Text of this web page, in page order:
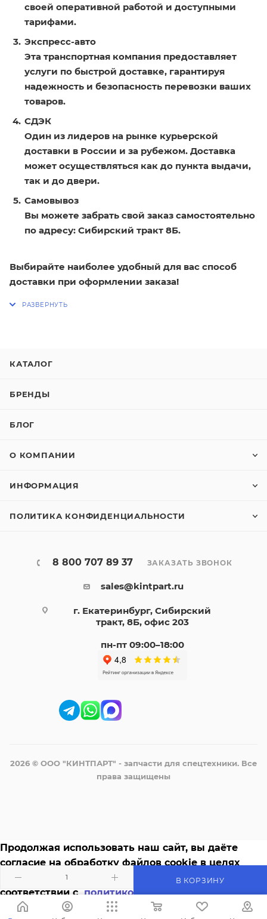
В КОРЗИНУ
своей оперативной работой и доступными
тарифами.
Экспресс-авто
Эта транспортная компания предоставляет
услуги по быстрой доставке, гарантируя
надежность и безопасность перевозки ваших
товаров.
СДЭК
Один из лидеров на рынке курьерской
доставки в России и за рубежом. Доставка
может осуществляться как до пункта выдачи,
так и до двери.
Самовывоз
Вы можете забрать свой заказ самостоятельно
по адресу: Сибирский тракт 8Б.
Выбирайте наиболее удобный для вас способ
доставки при оформлении заказа!
КАТАЛОГ
БРЕНДЫ
БЛОГ
О КОМПАНИИ
ИНФОРМАЦИЯ
ПОЛИТИКА КОНФИДЕНЦИАЛЬНОСТИ
8 800 707 89 37 ЗАКАЗАТЬ ЗВОНОК
sales@kintpart.ru
г. Екатеринбург, Сибирский
тракт, 8Б, офис 203
пн-пт 09:00–18:00
2026 © ООО "КИНТПАРТ" - запчасти для спецтехники. Все
права защищены
Продолжая использовать наш сайт, вы даёте
согласие на обработку файлов cookie в целях
функционирования сайта и сбора статистики в
соответствии сполитикой конфиденциальности